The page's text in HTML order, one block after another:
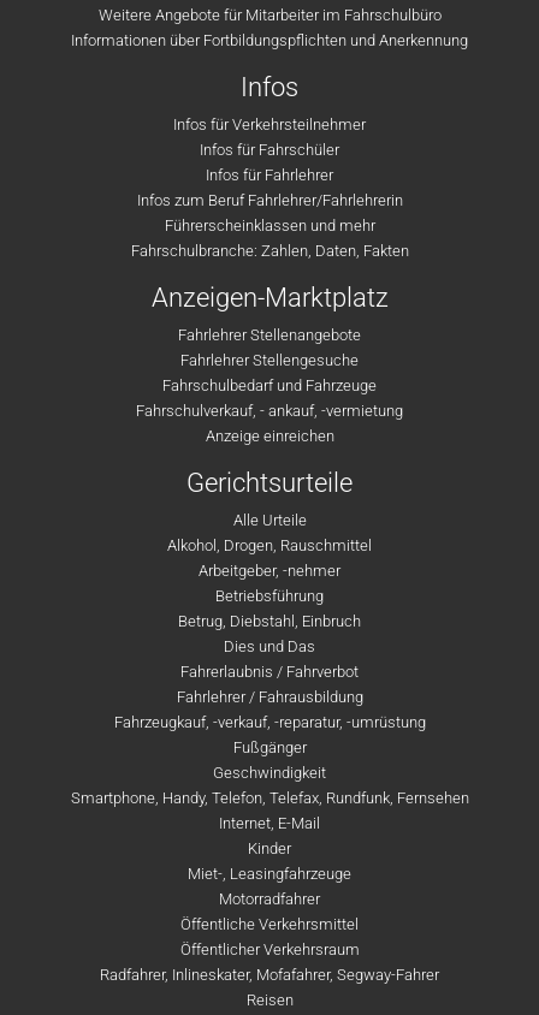
Weitere Angebote für Mitarbeiter im Fahrschulbüro
Informationen über Fortbildungspflichten und Anerkennung
Infos
Infos für Verkehrsteilnehmer
Infos für Fahrschüler
Infos für Fahrlehrer
Infos zum Beruf Fahrlehrer/Fahrlehrerin
Führerscheinklassen und mehr
Fahrschulbranche: Zahlen, Daten, Fakten
Anzeigen-Marktplatz
Fahrlehrer Stellenangebote
Fahrlehrer Stellengesuche
Fahrschulbedarf und Fahrzeuge
Fahrschulverkauf, - ankauf, -vermietung
Anzeige einreichen
Gerichtsurteile
Alle Urteile
Alkohol, Drogen, Rauschmittel
Arbeitgeber, -nehmer
Betriebsführung
Betrug, Diebstahl, Einbruch
Dies und Das
Fahrerlaubnis / Fahrverbot
Fahrlehrer / Fahrausbildung
Fahrzeugkauf, -verkauf, -reparatur, -umrüstung
Fußgänger
Geschwindigkeit
Smartphone, Handy, Telefon, Telefax, Rundfunk, Fernsehen
Internet, E-Mail
Kinder
Miet-, Leasingfahrzeuge
Motorradfahrer
Öffentliche Verkehrsmittel
Öffentlicher Verkehrsraum
Radfahrer, Inlineskater, Mofafahrer, Segway-Fahrer
Reisen